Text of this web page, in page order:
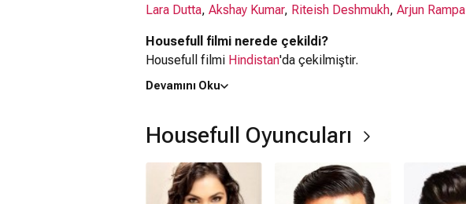
Lara Dutta, Akshay Kumar, Riteish Deshmukh, Arjun Rampal
Housefull filmi nerede çekildi?
Housefull filmi Hindistan'da çekilmiştir.
Kaç saat?
IMDb puanı kaç?
5.5
Housefull filmi hangi tür?
Devamını Oku
Housefull Oyuncuları